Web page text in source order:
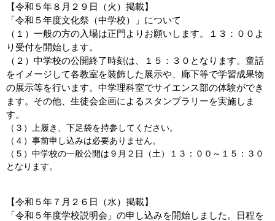
【令和５年８月２９日（火）掲載】
「令和５年度文化祭（中学校）」について
（１）一般の方の入場は正門よりお願いします。１３：００よ
り受付を開始します。
（２）中学校の公開終了時刻は、１５：３０となります。童話
をイメージして各教室を装飾した展示や、廊下等で学習成果物
の展示等を行います。中学理科室でサイエンス部の体験ができ
ます。その他、生徒会企画によるスタンプラリーを実施しま
す。
（３）上履き、下足袋を持参してください。
（４）事前申し込みは必要ありません。
（５）中学校の一般公開は９月２日（土）１３：００～１５：３０
となります。
【令和５年７月２６日（水）掲載】
「令和５年度学校説明会」の申し込みを開始しました。
日程を